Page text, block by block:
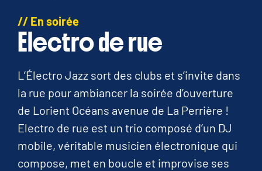
// En soirée
Electro de rue
L’Électro Jazz sort des clubs et s’invite dans
la rue pour ambiancer la soirée d’ouverture
de Lorient Océans avenue de La Perrière !
Electro de rue est un trio composé d’un DJ
mobile, véritable musicien électronique qui
compose, met en boucle et improvise ses